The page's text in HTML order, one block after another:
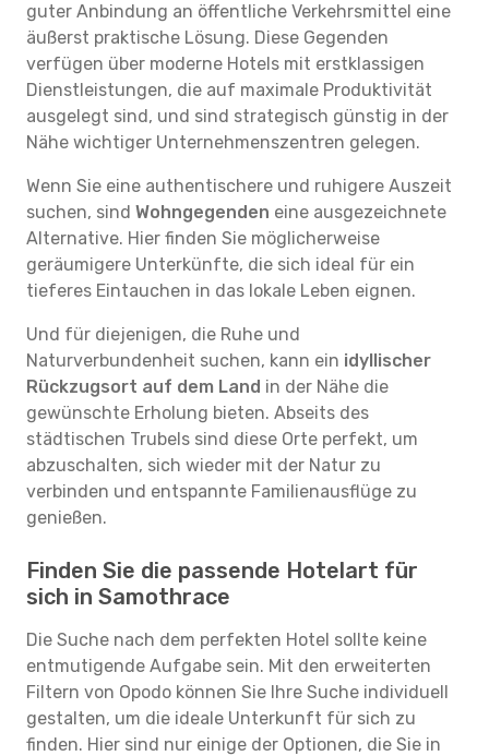
guter Anbindung an öffentliche Verkehrsmittel eine
äußerst praktische Lösung. Diese Gegenden
verfügen über moderne Hotels mit erstklassigen
Dienstleistungen, die auf maximale Produktivität
ausgelegt sind, und sind strategisch günstig in der
Nähe wichtiger Unternehmenszentren gelegen.
Wenn Sie eine authentischere und ruhigere Auszeit
suchen, sind Wohngegenden eine ausgezeichnete
Alternative. Hier finden Sie möglicherweise
geräumigere Unterkünfte, die sich ideal für ein
tieferes Eintauchen in das lokale Leben eignen.
Und für diejenigen, die Ruhe und
Naturverbundenheit suchen, kann ein idyllischer
Rückzugsort auf dem Land in der Nähe die
gewünschte Erholung bieten. Abseits des
städtischen Trubels sind diese Orte perfekt, um
abzuschalten, sich wieder mit der Natur zu
verbinden und entspannte Familienausflüge zu
genießen.
Finden Sie die passende Hotelart für
sich in Samothrace
Die Suche nach dem perfekten Hotel sollte keine
entmutigende Aufgabe sein. Mit den erweiterten
Filtern von Opodo können Sie Ihre Suche individuell
gestalten, um die ideale Unterkunft für sich zu
finden. Hier sind nur einige der Optionen, die Sie in